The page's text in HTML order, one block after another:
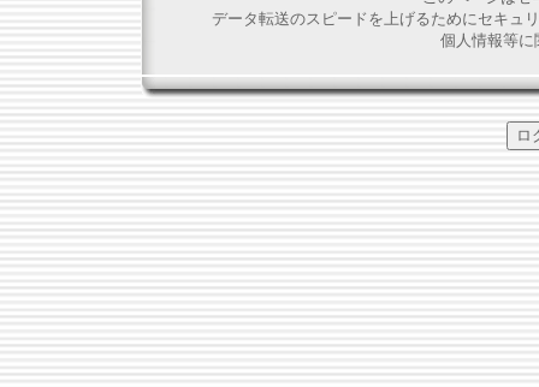
データ転送のスピードを上げるためにセキュ
個人情報等に